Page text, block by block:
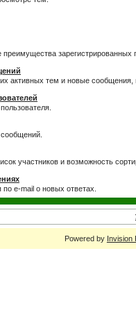
преимущества зарегистрированных
активных тем и новые
участников и возможность
e-mail о новых ответах.
Powered by Invision